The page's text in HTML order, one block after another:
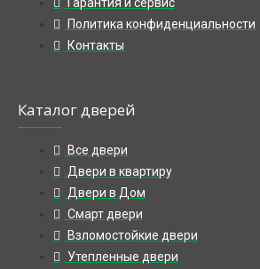
Политика конфиденциальности
Контакты
Каталог дверей
Все двери
Двери в квартиру
Двери в Дом
Смарт двери
Взломостойкие двери
Утепленные двери